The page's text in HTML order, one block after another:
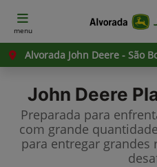
menu
Alvorada John Deere - São
John Deere
Preparada para
com grande
para entregar grandes